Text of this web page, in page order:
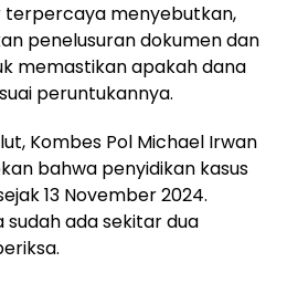
terpercaya menyebutkan,
penelusuran dokumen dan
memastikan apakah dana
peruntukannya.
Kombes Pol Michael Irwan
bahwa penyidikan kasus
13 November 2024.
sudah ada sekitar dua